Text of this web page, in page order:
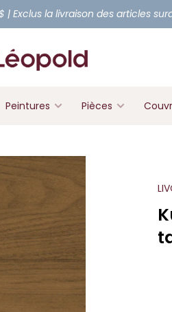
| Exclus la livraison des articles
Peintures Pièces